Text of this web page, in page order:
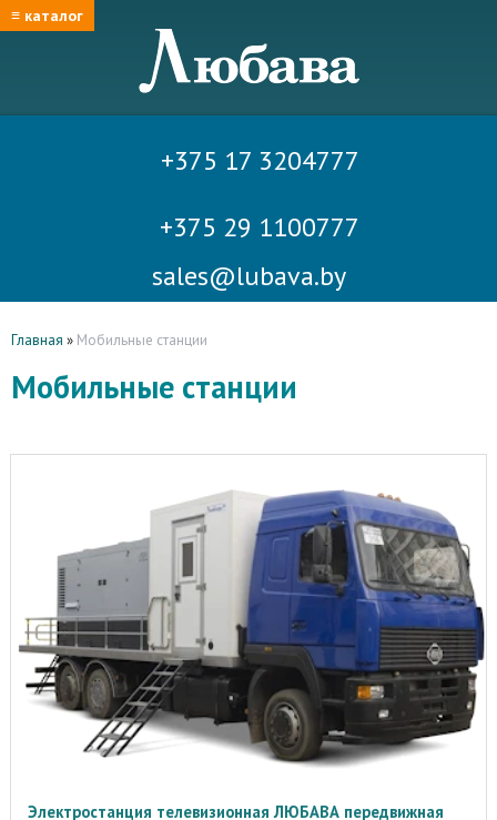
≡ каталог
+375 17 3204777
+375 29 1100777
sales@lubava.by
Главная » Мобильные станции
Мобильные станции
Электростанция телевизионная ЛЮБАВА передвижная